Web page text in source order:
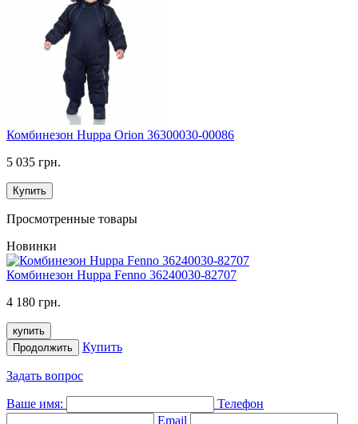
Комбинезон Huppa Orion 36300030-00086
5 035 грн.
Купить
Просмотренные товары
Новинки
Комбинезон Huppa Fenno 36240030-82707
4 180 грн.
купить
Продолжить
Купить
Задать вопрос
Ваше имя:
Телефон
Email